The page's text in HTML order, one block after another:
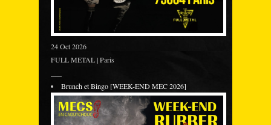
24 Oct 2026
FULL METAL | Paris
Brunch et Bingo [WEEK-END MEC 2026]